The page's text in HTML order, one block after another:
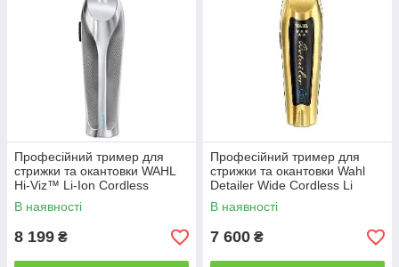
Професійний тример для
стрижки та окантовки WAHL
Hi-Viz™ Li-Ion Cordless
Trimmer (3023702)
В наявності
8 199 ₴
Професійний тример для
стрижки та окантовки Wahl
Detailer Wide Cordless Li
Black&Gold (08171-716)
В наявності
7 600 ₴